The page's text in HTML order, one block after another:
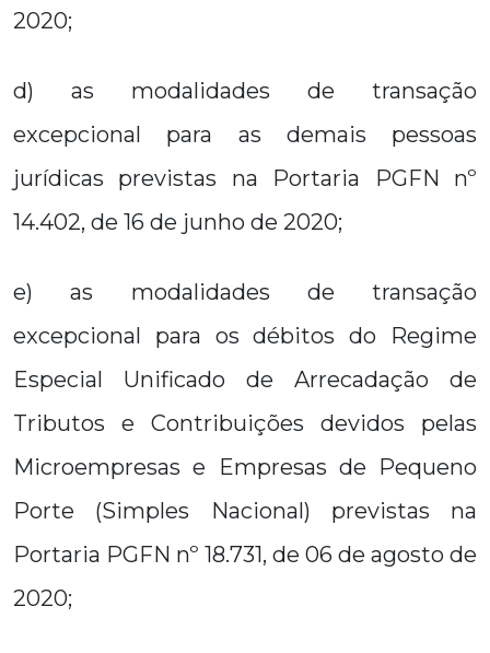
2020;
d) as modalidades de transação
excepcional para as demais pessoas
jurídicas previstas na Portaria PGFN nº
14.402, de 16 de junho de 2020;
e) as modalidades de transação
excepcional para os débitos do Regime
Especial Unificado de Arrecadação de
Tributos e Contribuições devidos pelas
Microempresas e Empresas de Pequeno
Porte (Simples Nacional) previstas na
Portaria PGFN nº 18.731, de 06 de agosto de
2020;